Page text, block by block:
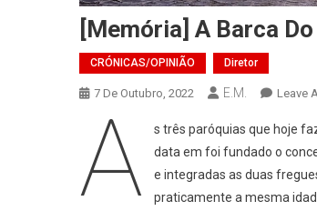
[Memória] A Barca
CRÓNICAS/OPINIÃO Diretor
7 De Outubro, 2022 E.M. Leave
A
s três paróquias que hoje
data em foi fundado o
e integradas as duas
praticamente a mesma